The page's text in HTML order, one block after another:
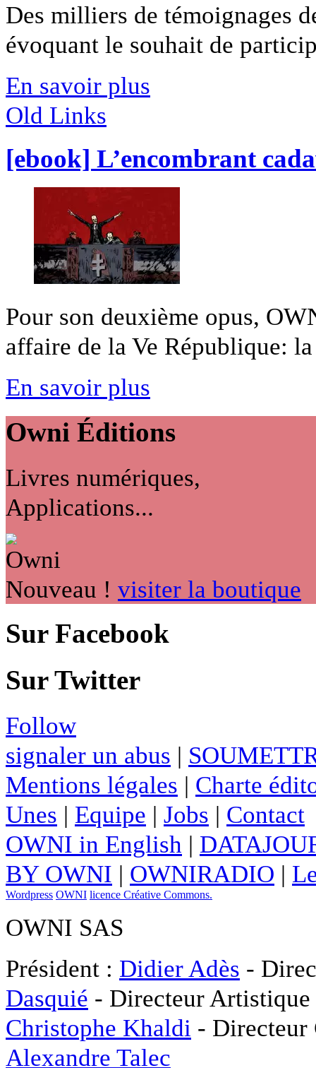
Des milliers de témoignages
évoquant le souhait de
En savoir plus
Old Links
[ebook] L’encombrant
Pour son deuxième opus,
affaire de la Ve République:
En savoir plus
Owni Éditions
Livres numériques,
Applications...
Nouveau ! visiter la boutique
Sur Facebook
Sur Twitter
Follow
signaler un abus |
Mentions légales | Charte
Unes | Equipe | Jobs | Contact
OWNI in English |
BY OWNI | OWNIRADIO |
Wordpress OWNI licence Créative Commons.
OWNI SAS
Président : Didier Adès -
Dasquié - Directeur
Christophe Khaldi -
Alexandre Talec